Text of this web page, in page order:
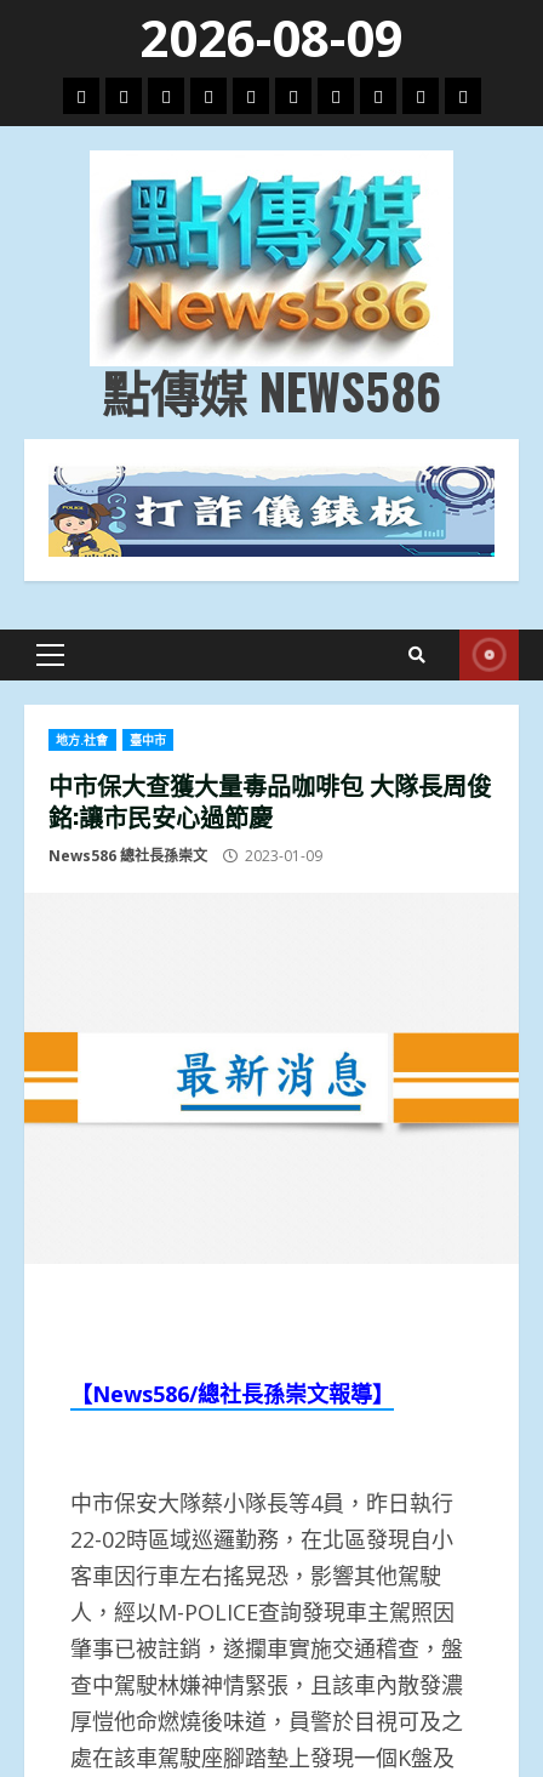
content
2026-08-09
頭
條
財
經
地
方.
會
文
教.
技
專
題
娛
樂
劇
政
治
國
際
運
動
生
活
點傳媒 NEWS586
Primary
地方.社會 臺中市
中市保大查獲大量毒品咖啡包 大隊長周俊
銘:讓市民安心過節慶
News586 總社長孫崇文 2023-01-09
【News586/總社長孫崇文報導】
中市保安大隊蔡小隊長等4員，昨日執行
22-02時區域巡邏勤務，在北區發現自小
客車因行車左右搖晃恐，影響其他駕駛
人，經以M-POLICE查詢發現車主駕照因
肇事已被註銷，遂攔車實施交通稽查，盤
查中駕駛林嫌神情緊張，且該車內散發濃
厚愷他命燃燒後味道，員警於目視可及之
處在該車駕駛座腳踏墊上發現一個K盤及